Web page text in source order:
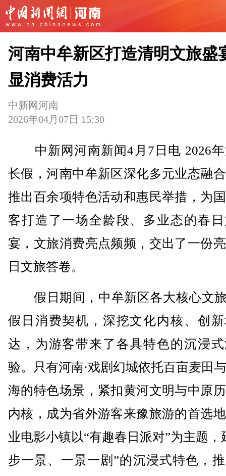
河南中牟新区打造清明文旅盛
显消费活力
中新网河南
2026年04月07日 15:30
中新网河南新闻4月7日电 2026年
长假，河南中牟新区深化多元业态融
推出百余项特色活动和惠民举措，为
客打造了一场全龄段、多业态的春
宴，文旅消费亮点频频，交出了一份
日文旅答卷。
假日期间，中牟新区各大核心文
假日消费契机，深挖文化内核、创
达，为游客带来了各具特色的沉浸
验。只有河南·戏剧幻城依托百亩麦田
海的特色场景，紧扣黄河文明与中原
内核，成为省外游客来豫旅游的首选
业电影小镇以“有趣春日派对”为主题，
步一景、一景一剧”的沉浸式特色，